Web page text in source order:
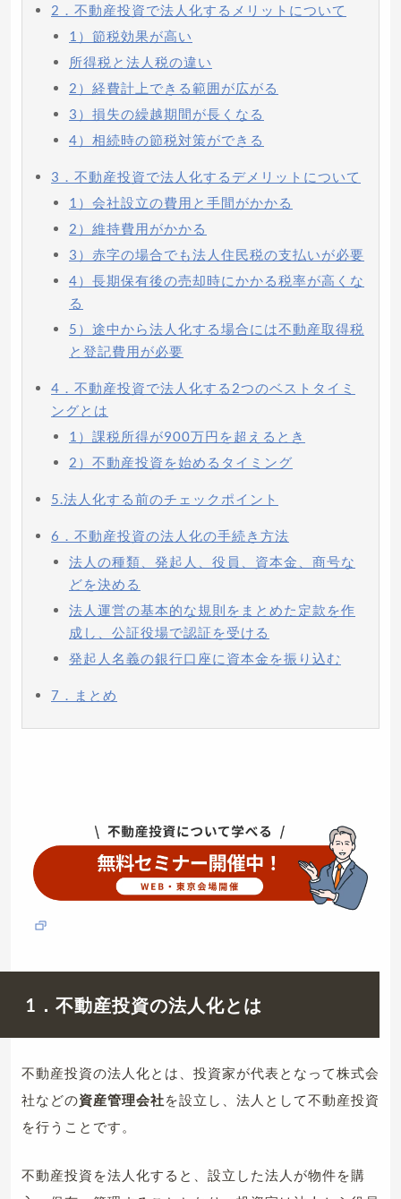
2．不動産投資で法人化するメリットについて
1）節税効果が高い
所得税と法人税の違い
2）経費計上できる範囲が広がる
3）損失の繰越期間が長くなる
4）相続時の節税対策ができる
3．不動産投資で法人化するデメリットについて
1）会社設立の費用と手間がかかる
2）維持費用がかかる
3）赤字の場合でも法人住民税の支払いが必要
4）長期保有後の売却時にかかる税率が高くな
る
5）途中から法人化する場合には不動産取得税
と登記費用が必要
4．不動産投資で法人化する2つのベストタイミ
ングとは
1）課税所得が900万円を超えるとき
2）不動産投資を始めるタイミング
5.法人化する前のチェックポイント
6．不動産投資の法人化の手続き方法
法人の種類、発起人、役員、資本金、商号な
どを決める
法人運営の基本的な規則をまとめた定款を作
成し、公証役場で認証を受ける
発起人名義の銀行口座に資本金を振り込む
7．まとめ
1．不動産投資の法人化とは
不動産投資の法人化とは、投資家が代表となって株式会
社などの資産管理会社を設立し、法人として不動産投資
を行うことです。
不動産投資を法人化すると、設立した法人が物件を購